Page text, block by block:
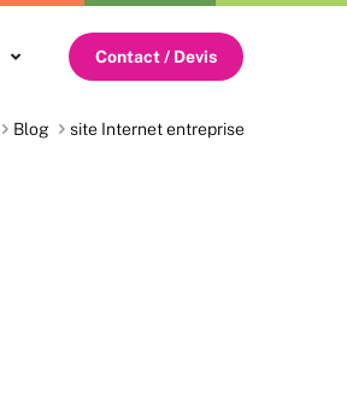
Contact / Devis
Blog site Internet entreprise